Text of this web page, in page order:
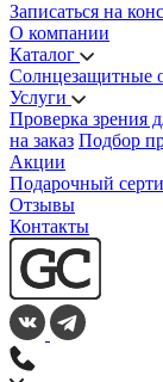
Записаться на
О компании
Каталог
Солнцезащитные
Услуги
Проверка зрения
на заказ Подбор
Акции
Подарочный
Отзывы
Контакты